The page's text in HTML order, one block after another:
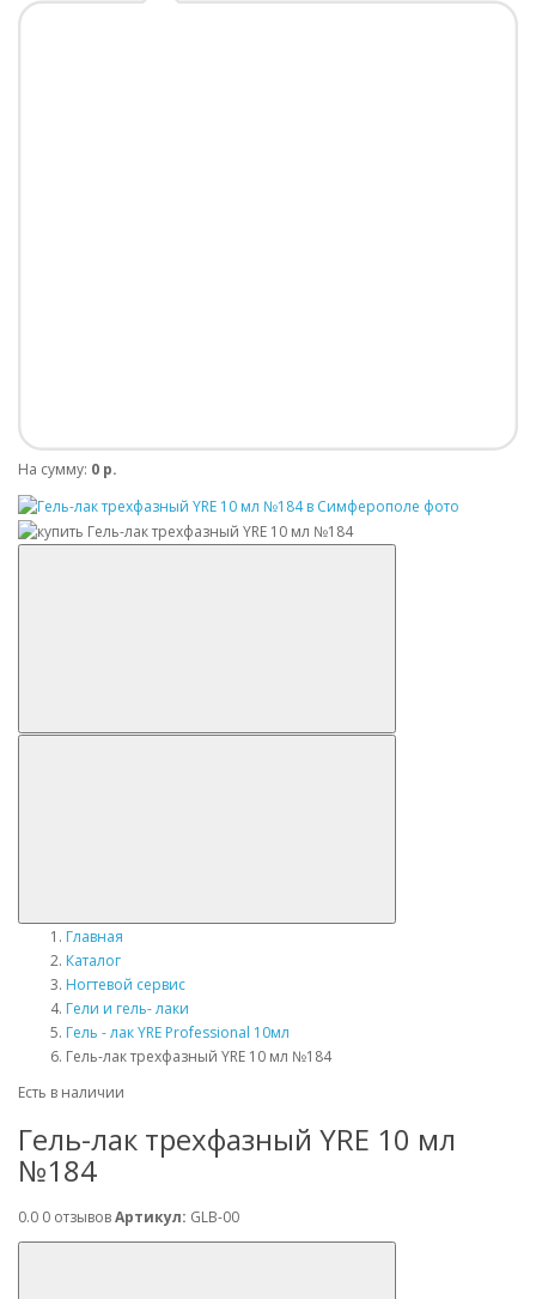
На сумму: 0 р.
Главная
Каталог
Ногтевой сервис
Гели и гель- лаки
Гель - лак YRE Professional 10мл
Гель-лак трехфазный YRE 10 мл №184
Есть в наличии
Гель-лак трехфазный YRE 10 мл
№184
0.0 0 отзывовАртикул: GLB-00